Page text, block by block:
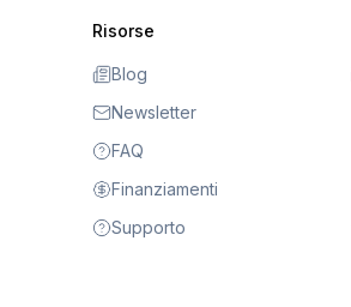
Risorse
Blog
Newsletter
FAQ
Finanziamenti
Supporto